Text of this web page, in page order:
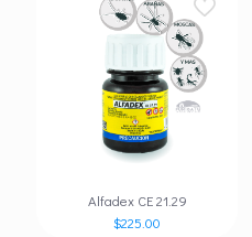
Alfadex CE 21.29
$225.00